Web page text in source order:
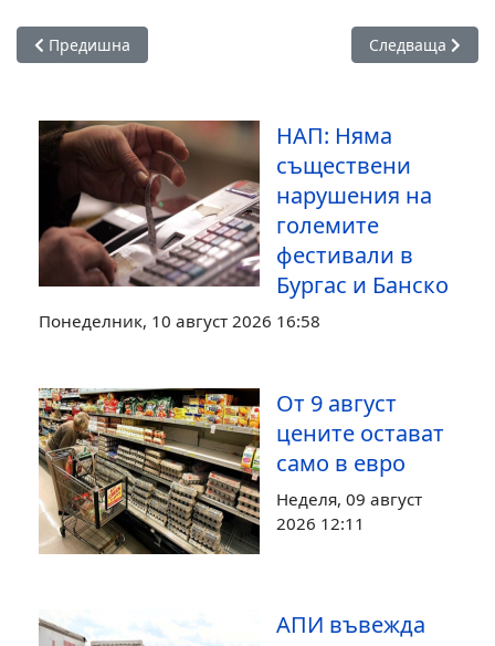
Предишна статия: Бедността има лице: 1,4 млн. българи
Предишна Следваща
Следваща
НАП: Няма
съществени
нарушения на
големите
фестивали в
Бургас и Банско
Понеделник, 10 август 2026 16:58
От 9 август
цените остават
само в евро
Неделя, 09 август
2026 12:11
АПИ въвежда